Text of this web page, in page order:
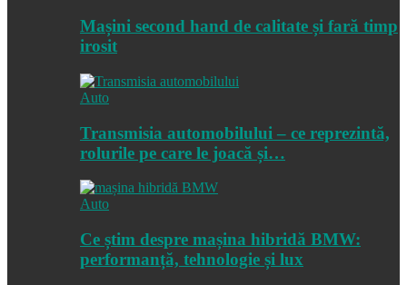
Mașini second hand de calitate și fară timp
irosit
Auto
Transmisia automobilului – ce reprezintă,
rolurile pe care le joacă și…
Auto
Ce știm despre mașina hibridă BMW:
performanță, tehnologie și lux